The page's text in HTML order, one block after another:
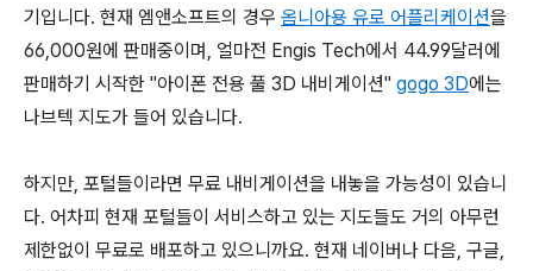
기입니다. 현재 엠앤소프트의 경우 옴니아용 유로 어플리케이션을
66,000원에 판매중이며, 얼마전 Engis Tech에서 44.99달러에
판매하기 시작한 "아이폰 전용 풀 3D 내비게이션" gogo 3D에는
나브텍 지도가 들어 있습니다.
하지만, 포털들이라면 무료 내비게이션을 내놓을 가능성이 있습니
다. 어차피 현재 포털들이 서비스하고 있는 지도들도 거의 아무런
제한없이 무료로 배포하고 있으니까요. 현재 네이버나 다음, 구글,